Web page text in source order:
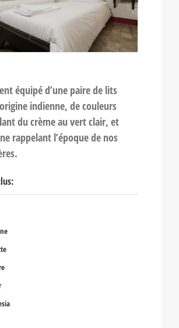
équipé d’une paire de lits
indienne, de couleurs
du crème au vert clair, et
rappelant l’époque de nos